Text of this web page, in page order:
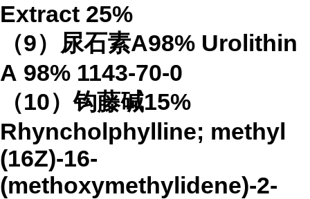
Extract 25%
（9）尿石素A98% Urolithin
A 98% 1143-70-0
（10）钩藤碱15%
Rhyncholphylline; methyl
(16Z)-16-
(methoxymethylidene)-2-